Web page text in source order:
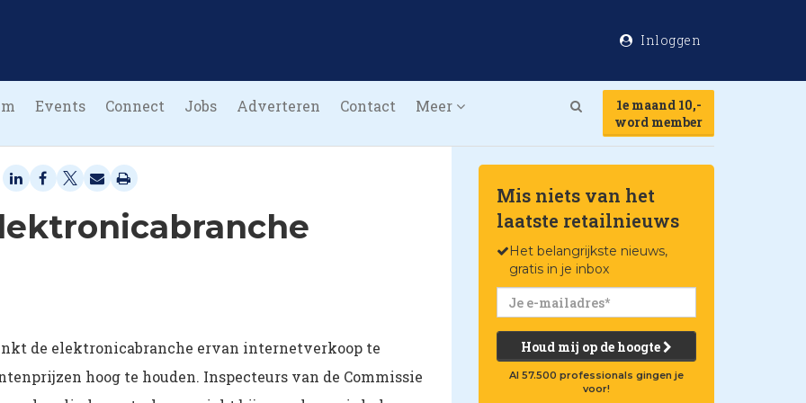
Inloggen
Events Connect Jobs Adverteren Contact Meer
1e maand 10,-
word member
de elektronicabranche ervan internetverkoop te
hoog te houden. Inspecteurs van de Commissie
Mis niets van het
laatste retailnieuws
Het belangrijkste nieuws,
gratis in je inbox
Houd mij op de hoogte
Al 57.500 professionals gingen je
voor!